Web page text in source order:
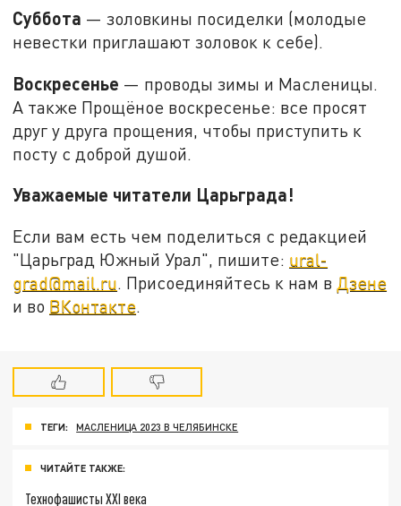
Суббота — золовкины посиделки (молодые
невестки приглашают золовок к себе).
Воскресенье — проводы зимы и Масленицы.
А также Прощёное воскресенье: все просят
друг у друга прощения, чтобы приступить к
посту с доброй душой.
Уважаемые читатели Царьграда!
Если вам есть чем поделиться с редакцией
"Царьград Южный Урал", пишите: ural-
grad@mail.ru. Присоединяйтесь к нам в Дзене
и во ВКонтакте.
ТЕГИ: МАСЛЕНИЦА 2023 В ЧЕЛЯБИНСКЕ
ЧИТАЙТЕ ТАКЖЕ:
Технофашисты XXI века